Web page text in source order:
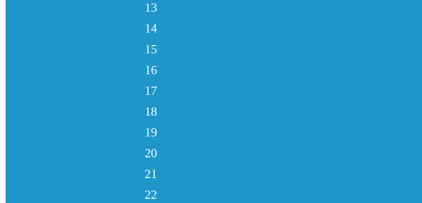
13
14
15
16
17
18
19
20
21
22